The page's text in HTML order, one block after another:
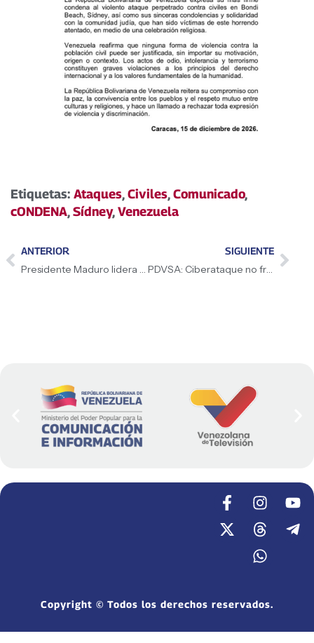
Etiquetas: Ataques,Civiles,Comunicado,
cONDENA,Sídney,Venezuela
ANTERIOR SIGUIENTE
PDVSA: Ciberataque no frena operaciones
Copyright © Todos los derechos reservados.